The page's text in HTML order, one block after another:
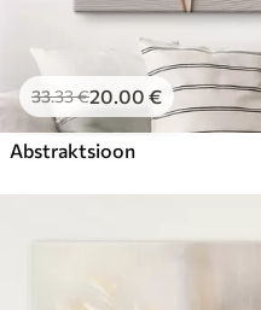
33.33€20.00 €
Abstraktsioon